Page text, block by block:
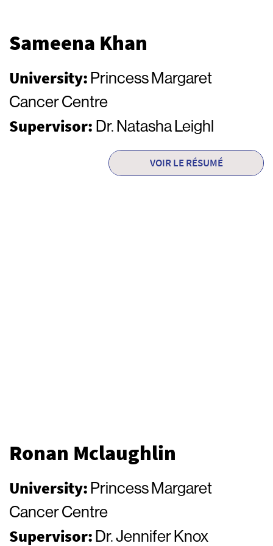
Sameena Khan
University: Princess Margaret
Cancer Centre
Supervisor: Dr. Natasha Leighl
VOIR LE RÉSUMÉ
Ronan Mclaughlin
University: Princess Margaret
Cancer Centre
Supervisor: Dr. Jennifer Knox